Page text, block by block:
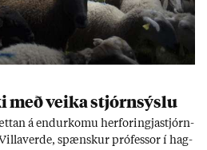
veika stjórn­sýslu
á end­ur­komu her­for­ingja­stjórn­
Villa­ver­de, spænsk­ur pró­fess­or í hag­